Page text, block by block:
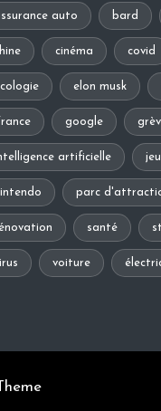
auto bard
cinéma covid
elon musk
google
artificielle
parc
santé
voiture